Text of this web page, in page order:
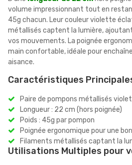
volume impressionnant tout en
45g chacun. Leur couleur violette
métallisés captent la lumière,
vos mouvements. La poignée
main confortable, idéale pour
aisance.
Caractéristiques
Paire de pompons métallisés
Longueur : 22 cm (hors poignée)
Poids : 45g par pompon
Poignée ergonomique pour une
Filaments métallisés captant la
Utilisations Multiples pour